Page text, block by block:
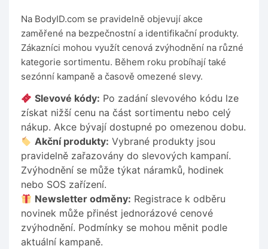
Na BodyID.com se pravidelně objevují akce
zaměřené na bezpečnostní a identifikační produkty.
Zákazníci mohou využít cenová zvýhodnění na různé
kategorie sortimentu. Během roku probíhají také
sezónní kampaně a časově omezené slevy.
Slevové kódy: Po zadání slevového kódu lze
získat nižší cenu na část sortimentu nebo celý
nákup. Akce bývají dostupné po omezenou dobu.
Akční produkty: Vybrané produkty jsou
pravidelně zařazovány do slevových kampaní.
Zvýhodnění se může týkat náramků, hodinek
nebo SOS zařízení.
Newsletter odměny: Registrace k odběru
novinek může přinést jednorázové cenové
zvýhodnění. Podmínky se mohou měnit podle
aktuální kampaně.